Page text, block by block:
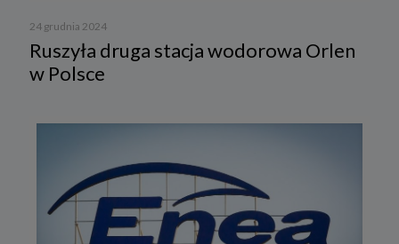
24 grudnia 2024
Ruszyła druga stacja wodorowa Orlen
w Polsce